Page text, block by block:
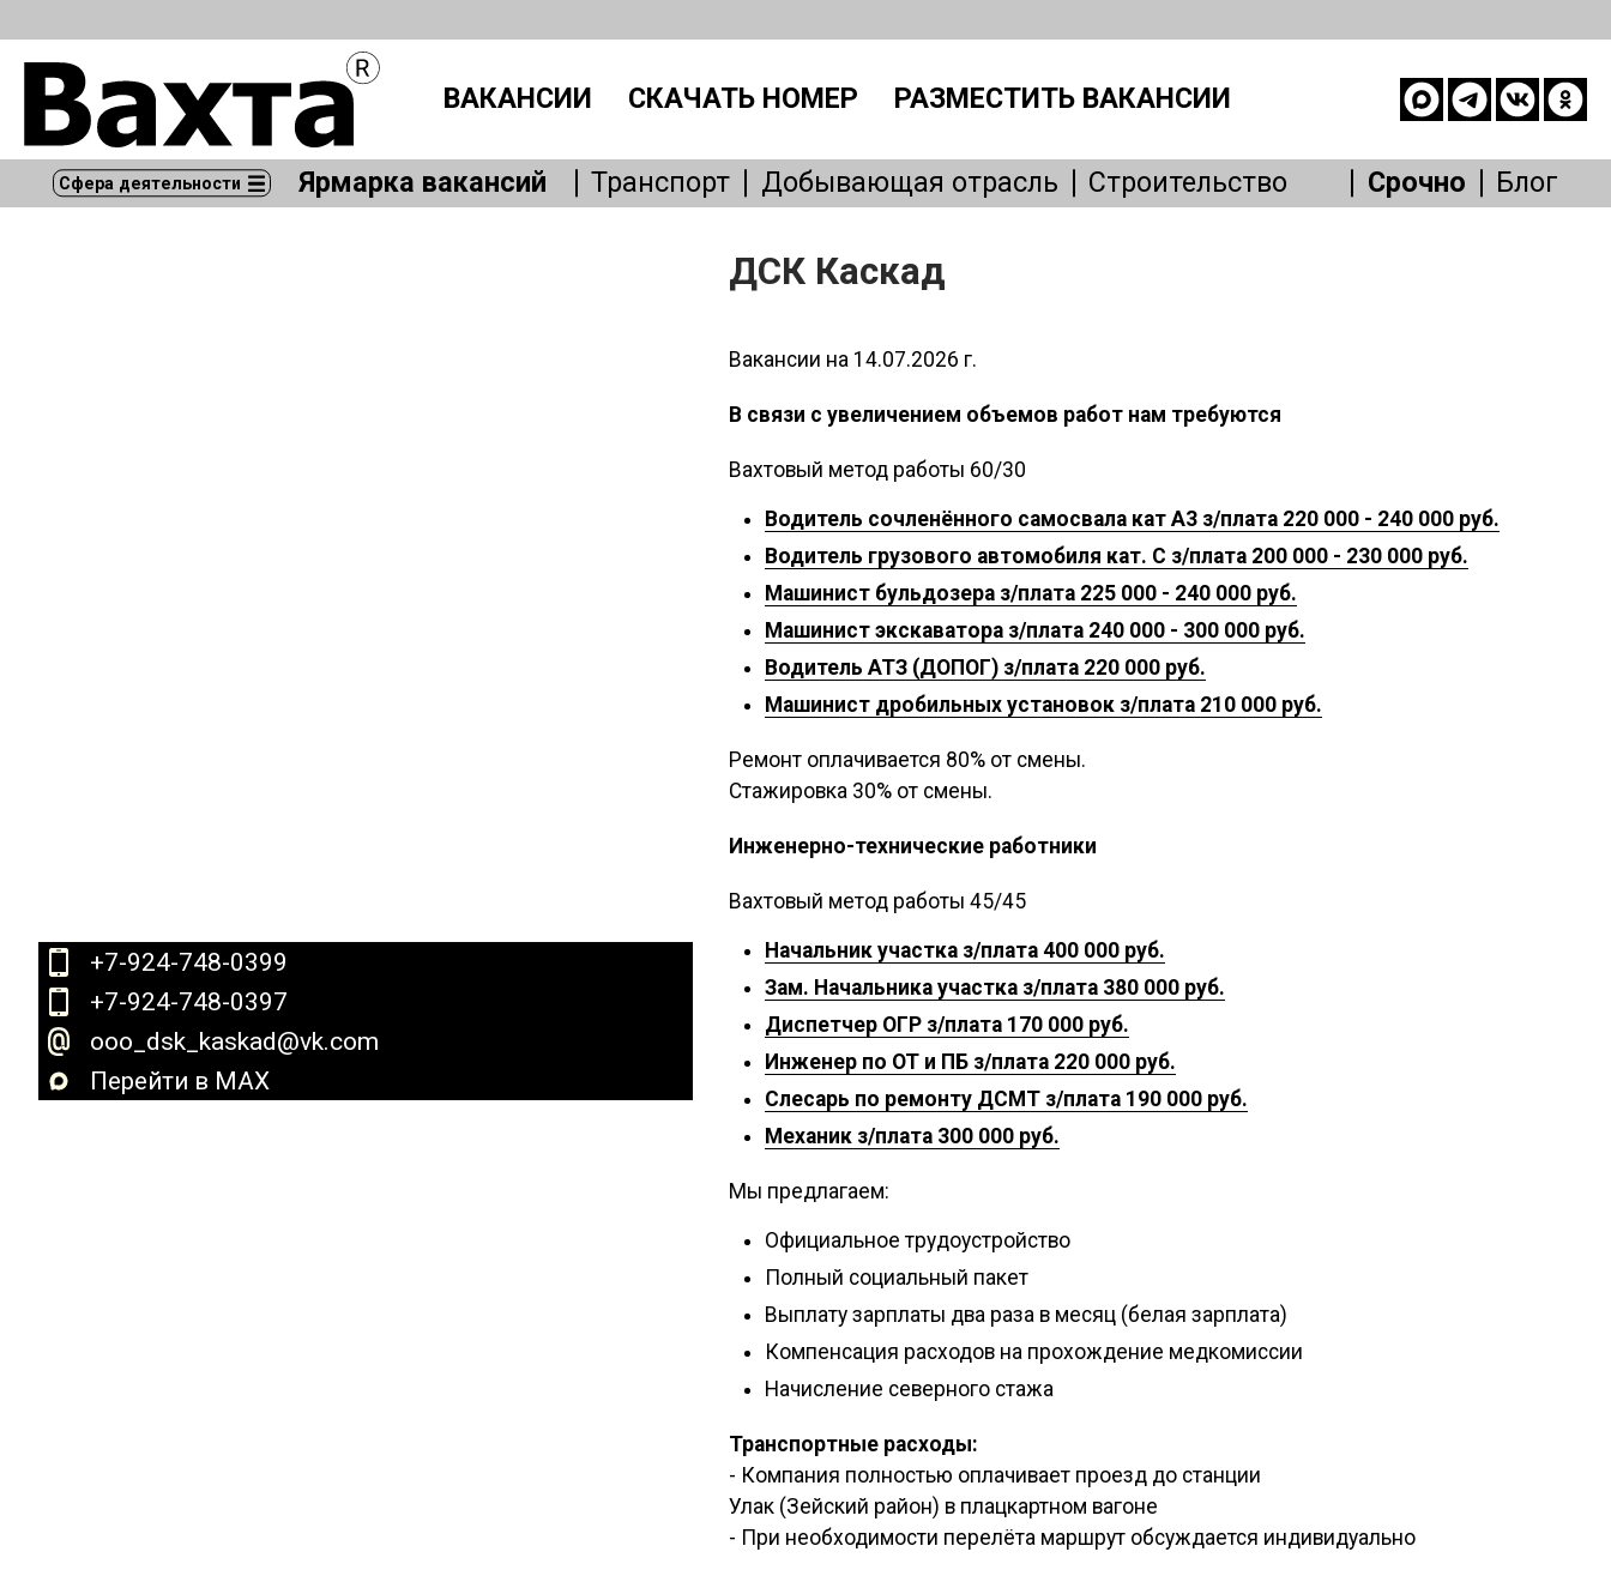
ВАКАНСИИ СКАЧАТЬ НОМЕР РАЗМЕСТИТЬ ВАКАНСИИ
Сфера деятельности Ярмарка вакансий Транспорт Добывающая отрасль
Строительство
Производство
IT, интернет
Административный персонал
Медицина
Образование
Срочно Блог
+7-924-748-0399
+7-924-748-0397
ooo_dsk_kaskad@vk.com
Перейти в MAX
ДСК Каскад
Вакансии на 14.07.2026 г.
В связи с увеличением объемов работ нам требуются
Вахтовый метод работы 60/30
Водитель сочленённого самосвала кат А3 з/плата 220 000 - 240 000 руб.
Водитель грузового автомобиля кат. С з/плата 200 000 - 230 000 руб.
Машинист бульдозера з/плата 225 000 - 240 000 руб.
Машинист экскаватора з/плата 240 000 - 300 000 руб.
Водитель АТЗ (ДОПОГ) з/плата 220 000 руб.
Машинист дробильных установок з/плата 210 000 руб.
Ремонт оплачивается 80% от смены.
Стажировка 30% от смены.
Инженерно-технические работники
Вахтовый метод работы 45/45
Начальник участка з/плата 400 000 руб.
Зам. Начальника участка з/плата 380 000 руб.
Диспетчер ОГР з/плата 170 000 руб.
Инженер по ОТ и ПБ з/плата 220 000 руб.
Слесарь по ремонту ДСМТ з/плата 190 000 руб.
Механик з/плата 300 000 руб.
Мы предлагаем:
Официальное трудоустройство
Полный социальный пакет
Выплату зарплаты два раза в месяц (белая зарплата)
Компенсация расходов на прохождение медкомиссии
Начисление северного стажа
Транспортные расходы:
- Компания полностью оплачивает проезд до станции
Улак (Зейский район) в плацкартном вагоне
- При необходимости перелёта маршрут обсуждается индивидуально